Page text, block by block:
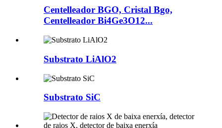
Centelleador BGO, Cristal Bgo,
Centelleador Bi4Ge3O12...
Substrato LiAlO2
Substrato SiC